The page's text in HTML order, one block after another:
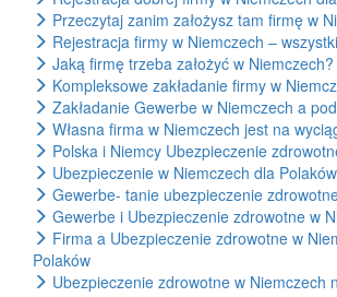
Przeczytaj zanim założysz tam firmę w
Rejestracja firmy w Niemczech –
Jaką firmę trzeba założyć w Niemczech?
Kompleksowe zakładanie firmy w
Zakładanie Gewerbe w Niemczech a
Własna firma w Niemczech jest na
Polska i Niemcy Ubezpieczenie
Ubezpieczenie w Niemczech dla
Gewerbe- tanie ubezpieczenie
Gewerbe i Ubezpieczenie zdrowotne w
Firma a Ubezpieczenie zdrowotne w
Polaków
Ubezpieczenie zdrowotne w Niemczech